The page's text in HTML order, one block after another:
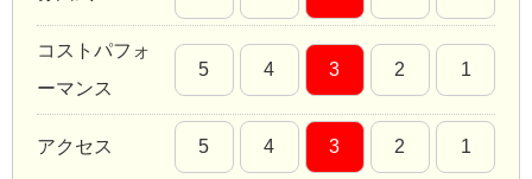
コストパフォ
ーマンス
5 4 3 2 1
アクセス 5 4 3 2 1